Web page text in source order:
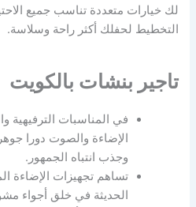
لك خيارات متعددة تناسب جميع
التخطيط لحفلك أكثر راحة وسلاسة.
تاجير بنشات بالكويت
في المناسبات الترفيهية
الإضاءة والصوت دورا
وجذب انتباه الجمهور.
تساهم تجهيزات الإضاءة
الحديثة في خلق أجواء